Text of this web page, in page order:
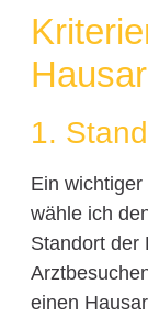
1.
Ein
wähle ich
Standort der
einen